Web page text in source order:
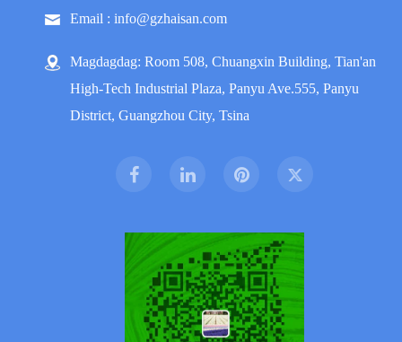
Email : info@gzhaisan.com
Magdagdag: Room 508, Chuangxin Building, Tian'an
High-Tech Industrial Plaza, Panyu Ave.555, Panyu
District, Guangzhou City, Tsina